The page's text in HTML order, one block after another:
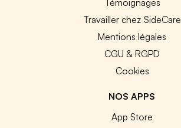
Travailler chez SideCare
Mentions légales
CGU & RGPD
Cookies
NOS APPS
App Store